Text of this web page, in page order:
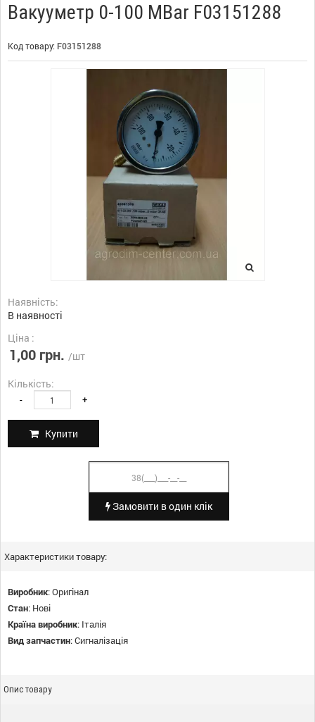
Вакууметр 0-100 MBar F03151288
Код товару: F03151288
Наявність:
В наявності
Ціна :
1,00 грн. /шт
Кількість:
- +
Купити
Замовити в один клік
Характеристики товару:
Виробник:Оригінал
Стан: Нові
Країна виробник: Італія
Вид запчастин:Сигналізація
Опис товару